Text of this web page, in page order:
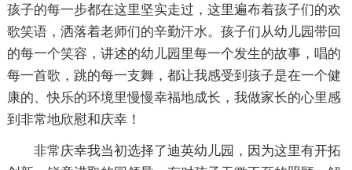
孩子的每一步都在这里坚实走过，这里遍布着孩子们的欢
歌笑语，洒落着老师们的辛勤汗水。孩子们从幼儿园带回
的每一个笑容，讲述的幼儿园里每一个发生的故事，唱的
每一首歌，跳的每一支舞，都让我感受到孩子是在一个健
康的、快乐的环境里慢慢幸福地成长，我做家长的心里感
到非常地欣慰和庆幸！
非常庆幸我当初选择了迪英幼儿园，因为这里有开拓